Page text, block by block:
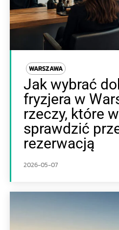
WARSZAWA
Jak wybrać
fryzjera w
rzeczy, które
sprawdzić
rezerwacją
2026-05-07